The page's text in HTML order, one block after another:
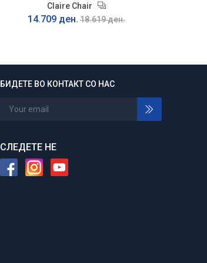
Claire Chair
14.709 ден. 18.619 ден.
24/7 отворени
БИДЕТЕ ВО КОНТАКТ СО НАС
СЛЕДЕТЕ НЕ